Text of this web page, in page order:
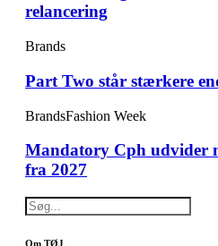
relancering
Brands
Part Two står stærkere
BrandsFashion Week
Mandatory Cph udvider
fra 2027
Om TØJ